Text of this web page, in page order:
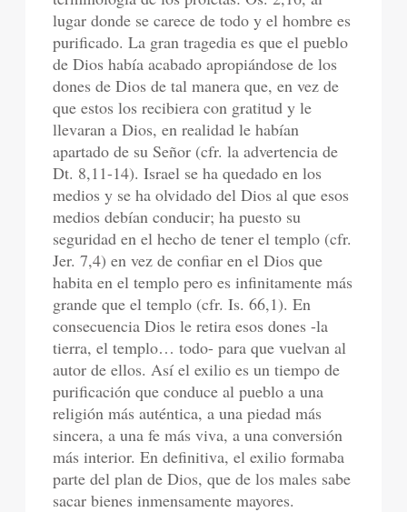
lugar donde se carece de todo y el hombre es
purificado. La gran tragedia es que el pueblo
de Dios había acabado apropiándose de los
dones de Dios de tal manera que, en vez de
que estos los recibiera con gratitud y le
llevaran a Dios, en realidad le habían
apartado de su Señor (cfr. la advertencia de
Dt. 8,11-14). Israel se ha quedado en los
medios y se ha olvidado del Dios al que esos
medios debían conducir; ha puesto su
seguridad en el hecho de tener el templo (cfr.
Jer. 7,4) en vez de confiar en el Dios que
habita en el templo pero es infinitamente más
grande que el templo (cfr. Is. 66,1). En
consecuencia Dios le retira esos dones -la
tierra, el templo… todo- para que vuelvan al
autor de ellos. Así el exilio es un tiempo de
purificación que conduce al pueblo a una
religión más auténtica, a una piedad más
sincera, a una fe más viva, a una conversión
más interior. En definitiva, el exilio formaba
parte del plan de Dios, que de los males sabe
sacar bienes inmensamente mayores.